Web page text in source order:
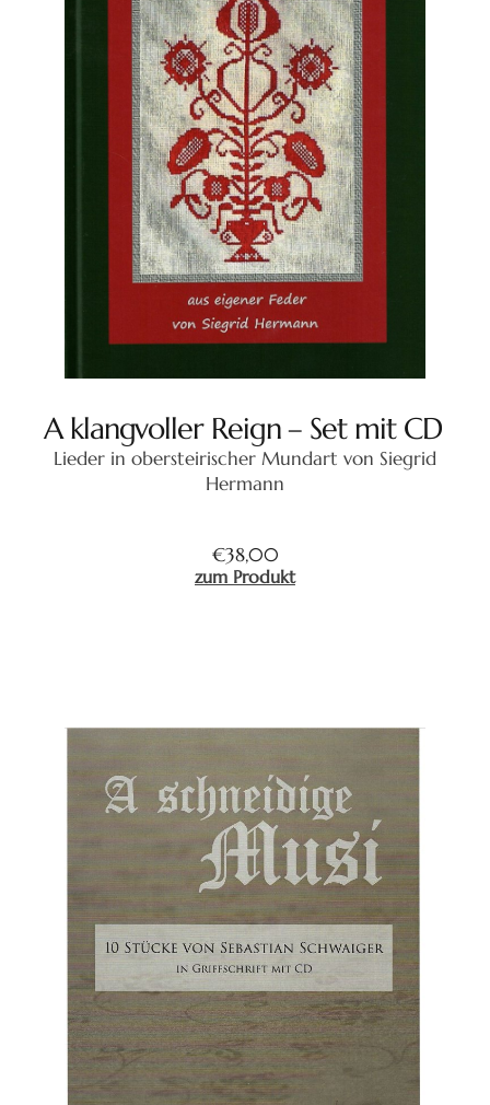
A klangvoller Reign – Set mit CD
Lieder in obersteirischer Mundart von Siegrid
Hermann
€38,00
zum Produkt